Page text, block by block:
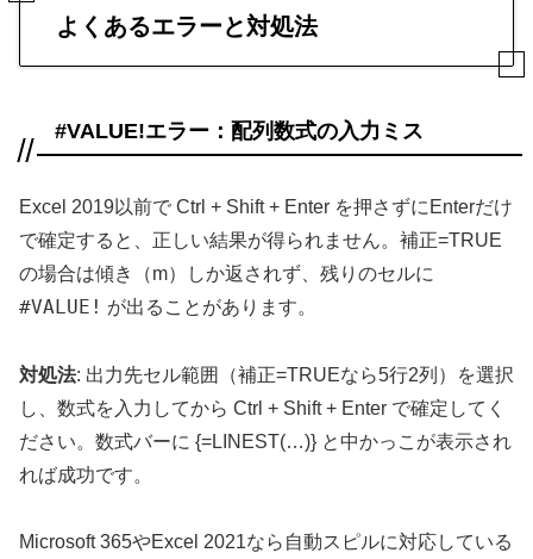
よくあるエラーと対処法
#VALUE!エラー：配列数式の入力ミス
Excel 2019以前で Ctrl + Shift + Enter を押さずにEnterだけ
で確定すると、正しい結果が得られません。補正=TRUE
の場合は傾き（m）しか返されず、残りのセルに
#VALUE! が出ることがあります。
対処法: 出力先セル範囲（補正=TRUEなら5行2列）を選択
し、数式を入力してから Ctrl + Shift + Enter で確定してく
ださい。数式バーに {=LINEST(…)} と中かっこが表示され
れば成功です。
Microsoft 365やExcel 2021なら自動スピルに対応している